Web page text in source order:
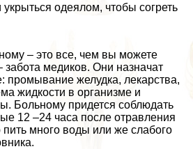
укрыться одеялом, чтобы согреть
– это все, чем вы можете
забота медиков. Они назначат
промывание желудка, лекарства,
жидкости в организме и
Больному придется соблюдать
12 –24 часа после отравления
пить много воды или же слабого